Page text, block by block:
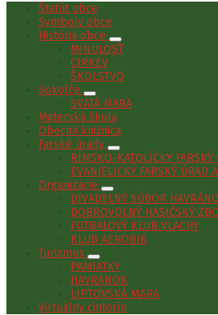
Štatút obce
Symboly obce
História obce
MINULOSŤ
CIRKEV
ŠKOLSTVO
Sokolče
SVÄTÁ MARA
Materská škola
Obecná knižnica
Farské úrady
RÍMSKO-KATOLÍCKY
EVANJELICKÝ FARSKÝ ÚRAD
Organizácie
DIVADELNÝ SÚBOR
DOBROVOĽNÝ HASIČSKÝ
FUTBALOVÝ KLUB VLACHY
KLUB AEROBIK
Turizmus
PAMIATKY
HAVRÁNOK
LIPTOVSKÁ MARA
Virtuálny cintorín